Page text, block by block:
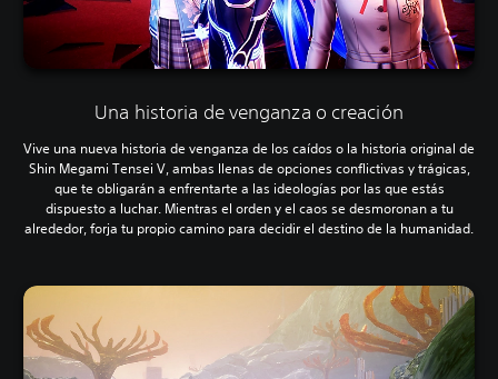
Una historia de venganza o creación
Vive una nueva historia de venganza de los caídos o la historia original de
Shin Megami Tensei V, ambas llenas de opciones conflictivas y trágicas,
que te obligarán a enfrentarte a las ideologías por las que estás
dispuesto a luchar. Mientras el orden y el caos se desmoronan a tu
alrededor, forja tu propio camino para decidir el destino de la humanidad.